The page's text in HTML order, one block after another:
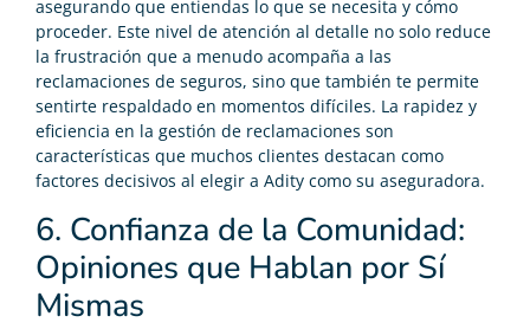
asegurando que entiendas lo que se necesita y cómo
proceder. Este nivel de atención al detalle no solo reduce
la frustración que a menudo acompaña a las
reclamaciones de seguros, sino que también te permite
sentirte respaldado en momentos difíciles. La rapidez y
eficiencia en la gestión de reclamaciones son
características que muchos clientes destacan como
factores decisivos al elegir a Adity como su aseguradora.
6. Confianza de la Comunidad:
Opiniones que Hablan por Sí
Mismas